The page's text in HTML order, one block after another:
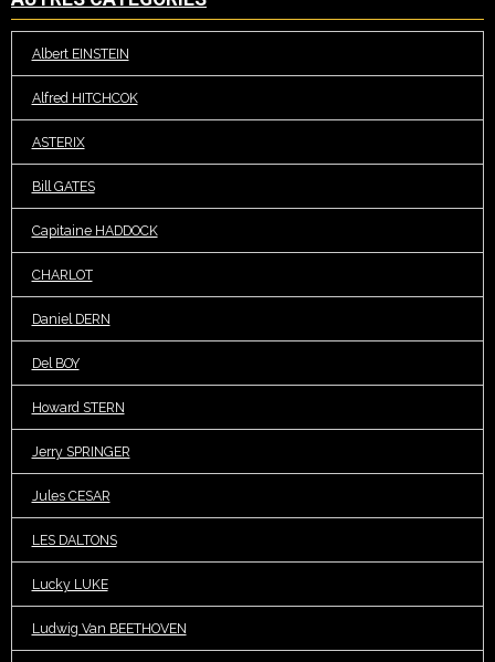
Albert EINSTEIN
Alfred HITCHCOK
ASTERIX
Bill GATES
Capitaine HADDOCK
CHARLOT
Daniel DERN
Del BOY
Howard STERN
Jerry SPRINGER
Jules CESAR
LES DALTONS
Lucky LUKE
Ludwig Van BEETHOVEN